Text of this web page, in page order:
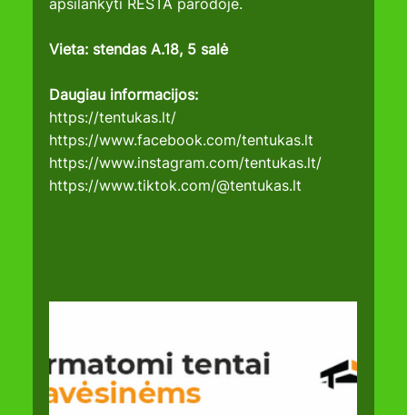
apsilankyti RESTA parodoje.
Vieta: stendas A.18, 5 salė
Daugiau informacijos:
https://tentukas.lt/
https://www.facebook.com/tentukas.lt
https://www.instagram.com/tentukas.lt/
https://www.tiktok.com/@tentukas.lt